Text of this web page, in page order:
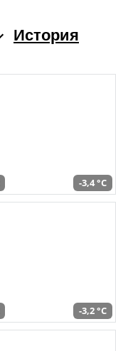
История
-3,4 °C
-3,2 °C